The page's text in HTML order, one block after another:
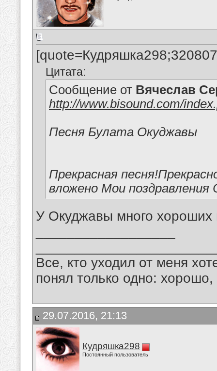
Цитата:
Сообщение от Вячеслав
http://www.bisound.com/
Песня Булата Окуджавы
Прекрасная
вложено Мои поздравления
У Окуджавы много
Все, кто уходил от меня
понял только одно:
29.07.2016, 21:13
Кудряшка298
Постоянный пользователь